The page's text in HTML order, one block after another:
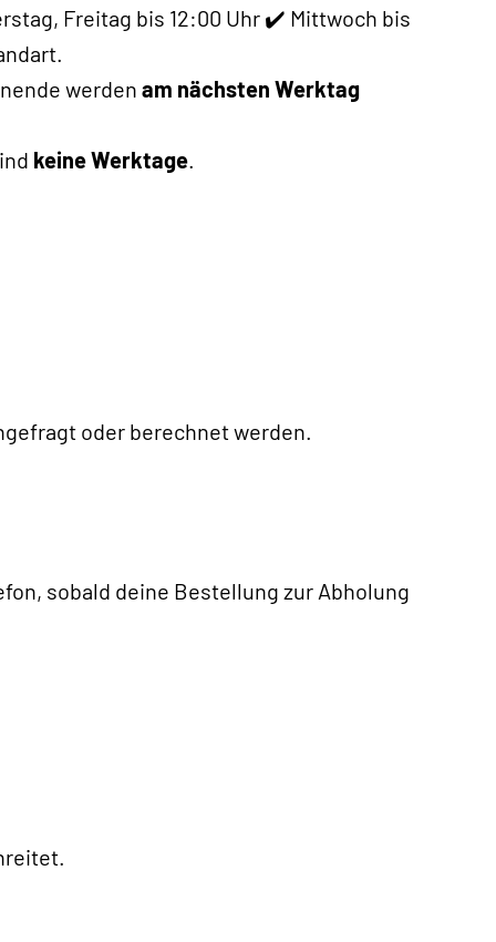
Freitag bis 12:00 Uhr ✔️ Mittwoch bis
werden am nächsten Werktag
keine Werktage.
oder berechnet werden.
sobald deine Bestellung zur Abholung